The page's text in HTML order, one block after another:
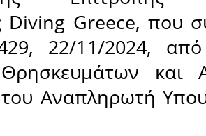
Diving Greece, που
22/11/2024, από
Θρησκευμάτων και
Αναπληρωτή